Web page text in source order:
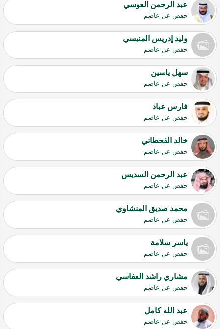
عبد الرحمن العوسي
حفص عن عاصم
وليد إدريس المنيسي
حفص عن عاصم
سهل ياسين
حفص عن عاصم
فارس عباد
حفص عن عاصم
خالد القحطاني
حفص عن عاصم
عبد الرحمن السديس
حفص عن عاصم
محمد صديق المنشاوي
حفص عن عاصم
ياسر سلامة
حفص عن عاصم
مشاري راشد العفاسي
حفص عن عاصم
عبد الله كامل
حفص عن عاصم